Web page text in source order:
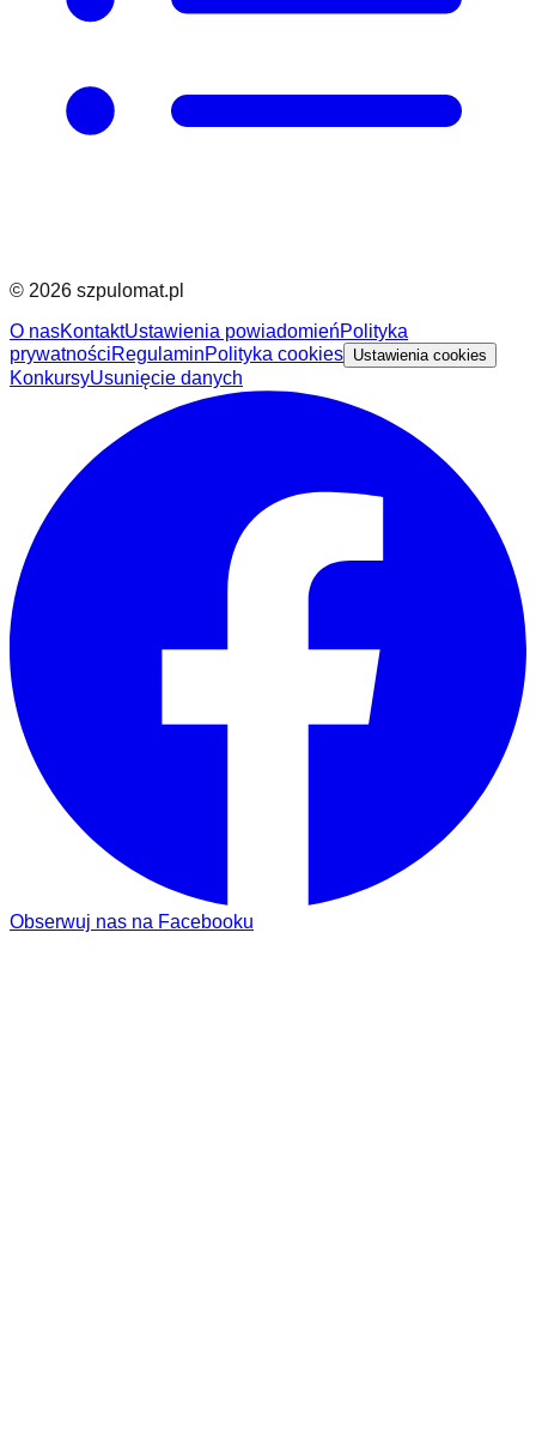
© 2026 szpulomat.pl
O nasKontaktUstawienia powiadomieńPolityka
prywatnościRegulaminPolityka cookies Ustawienia cookies
KonkursyUsunięcie danych
Obserwuj nas na Facebooku